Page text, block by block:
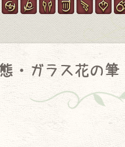
・ガラス花の筆